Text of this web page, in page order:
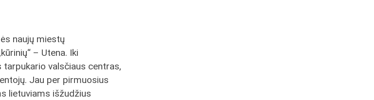
naujų miestų
– Utena. Iki
valsčiaus centras,
Jau per pirmuosius
lietuviams išžudžius